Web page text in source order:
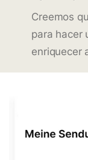
Creemos
para hacer
enriquecer